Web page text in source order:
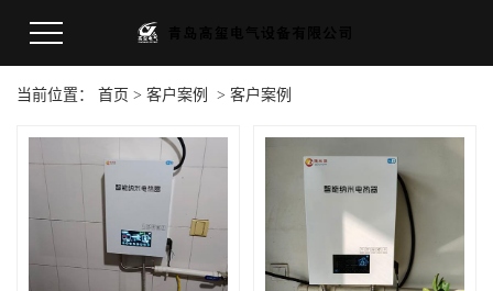
当前位置： 首页 > 客户案例 > 客户案例